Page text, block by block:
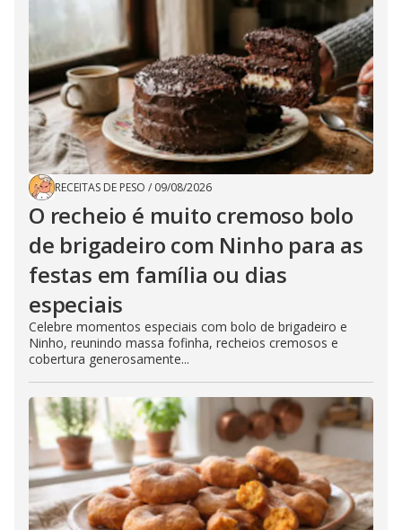
RECEITAS DE PESO / 09/08/2026
O recheio é muito cremoso bolo
de brigadeiro com Ninho para as
festas em família ou dias
especiais
Celebre momentos especiais com bolo de brigadeiro e
Ninho, reunindo massa fofinha, recheios cremosos e
cobertura generosamente...